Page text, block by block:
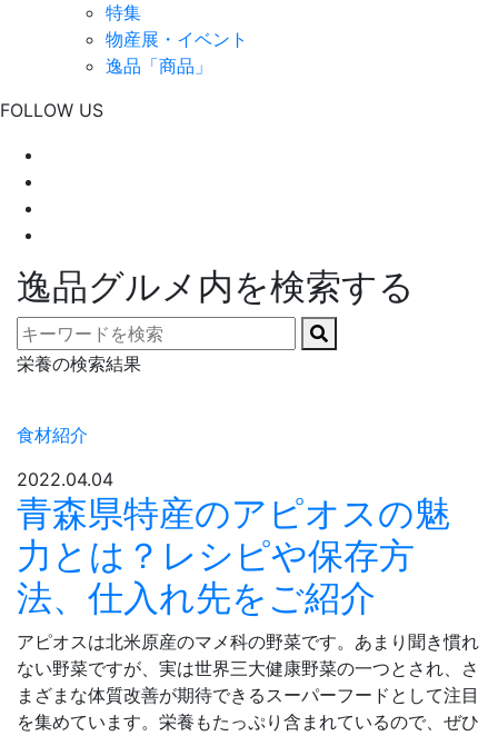
特集
物産展・イベント
逸品「商品」
FOLLOW US
逸品グルメ内を検索する
栄養の検索結果
食材紹介
2022.04.04
青森県特産のアピオスの魅
力とは？レシピや保存方
法、仕入れ先をご紹介
アピオスは北米原産のマメ科の野菜です。あまり聞き慣れ
ない野菜ですが、実は世界三大健康野菜の一つとされ、さ
まざまな体質改善が期待できるスーパーフードとして注目
を集めています。栄養もたっぷり含まれているので、ぜひ